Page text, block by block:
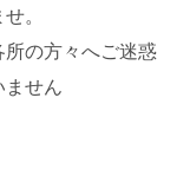
。
の方々へご迷惑
せん